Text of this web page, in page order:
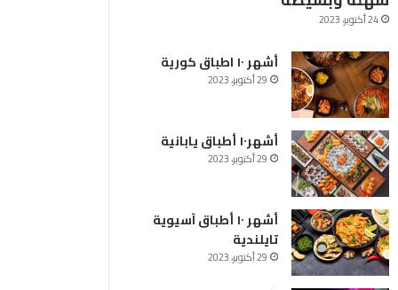
ر
ا
م
ش
ا
ه
د
ة
ف
ي
ا
ل
و
ط
24 أكتوبر، 2023
أشهر ١٠ اطباق كورية
29 أكتوبر، 2023
أشهر١٠ أطباق يابانية
29 أكتوبر، 2023
أشهر ١٠ أطباق آسيوية
تايلندية
29 أكتوبر، 2023